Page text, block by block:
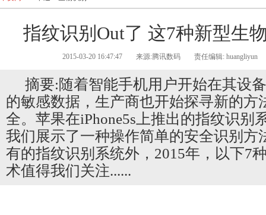
指纹识别Out了 这7种新型生
2015-03-20 16:47:47 来源:腾讯数码 责任编辑: huangliyun
摘要:随着智能手机用户开始在其设
的敏感数据，生产商也开始探寻新的方
全。苹果在iPhone5s上推出的指纹识别
我们展示了一种操作简单的安全识别方
有的指纹识别系统外，2015年，以下7
术值得我们关注......